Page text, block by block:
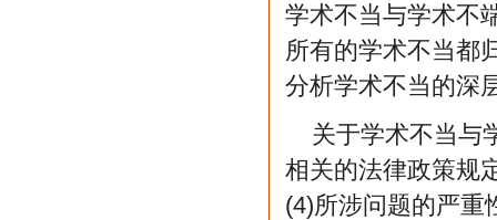
学术不当与学术不
所有的学术不当都
分析学术不当的深
关于学术不当与
相关的法律政策规
(4)所涉问题的严重